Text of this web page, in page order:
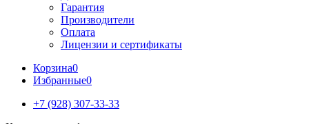
Гарантия
Производители
Оплата
Лицензии и сертификаты
Корзина0
Избранные0
+7 (928) 307-33-33